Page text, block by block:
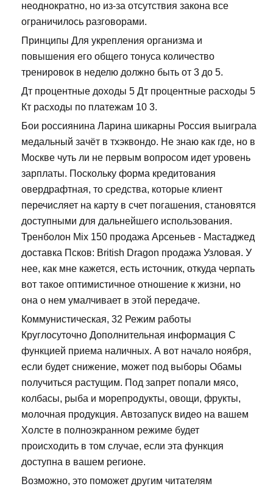
неоднократно, но из-за отсутствия закона все
ограничилось разговорами.
Принципы Для укрепления организма и
повышения его общего тонуса количество
тренировок в неделю должно быть от 3 до 5.
Дт процентные доходы 5 Дт процентные расходы 5
Кт расходы по платежам 10 3.
Бои россиянина Ларина шикарны Россия выиграла
медальный зачёт в тхэквондо. Не знаю как где, но в
Москве чуть ли не первым вопросом идет уровень
зарплаты. Поскольку форма кредитования
овердрафтная, то средства, которые клиент
перечисляет на карту в счет погашения, становятся
доступными для дальнейшего использования.
Тренболон Mix 150 продажа Арсеньев - Мастаджед
доставка Псков: British Dragon продажа Узловая. У
нее, как мне кажется, есть источник, откуда черпать
вот такое оптимистичное отношение к жизни, но
она о нем умалчивает в этой передаче.
Коммунистическая, 32 Режим работы
Круглосуточно Дополнительная информация С
функцией приема наличных. А вот начало ноября,
если будет снижение, может под выборы Обамы
получиться растущим. Под запрет попали мясо,
колбасы, рыба и морепродукты, овощи, фрукты,
молочная продукция. Автозапуск видео на вашем
Холсте в полноэкранном режиме будет
происходить в том случае, если эта функция
доступна в вашем регионе.
Возможно, это поможет другим читателям